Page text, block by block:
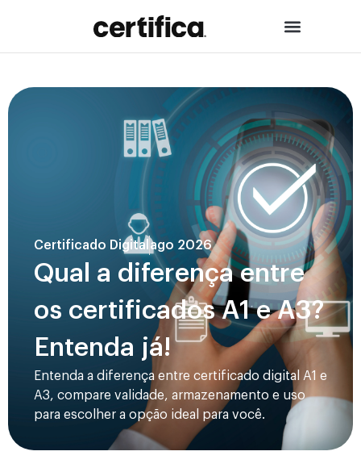
Certificado Digital ago 2026
Qual a diferença entre
os certificados A1 e A3?
Entenda já!
Entenda a diferença entre certificado digital A1 e
A3, compare validade, armazenamento e uso
para escolher a opção ideal para você.